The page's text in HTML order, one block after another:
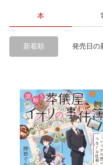
本
新着順 発売日の